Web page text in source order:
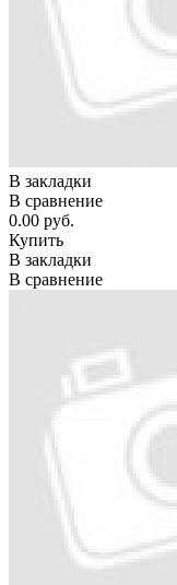
В закладки
В сравнение
0.00 руб.
Купить
В закладки
В сравнение